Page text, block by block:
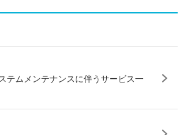
テムメンテナンスに伴うサービス一